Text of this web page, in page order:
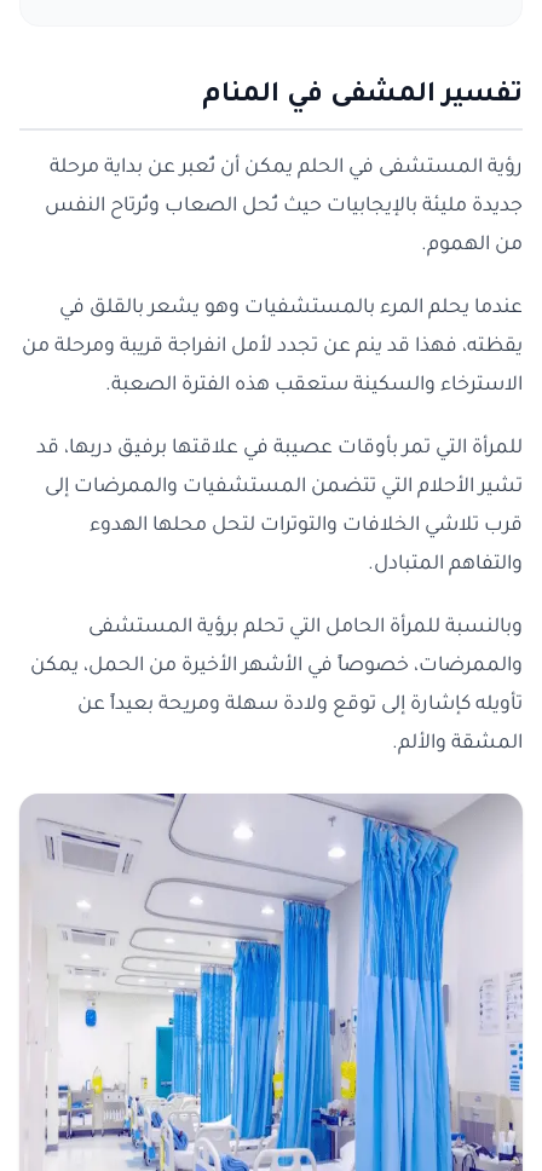
تفسير المشفى في المنام
رؤية المستشفى في الحلم يمكن أن تُعبر عن بداية مرحلة
جديدة مليئة بالإيجابيات حيث تُحل الصعاب وتُرتاح النفس
من الهموم.
عندما يحلم المرء بالمستشفيات وهو يشعر بالقلق في
يقظته، فهذا قد ينم عن تجدد لأمل انفراجة قريبة ومرحلة من
الاسترخاء والسكينة ستعقب هذه الفترة الصعبة.
للمرأة التي تمر بأوقات عصيبة في علاقتها برفيق دربها، قد
تشير الأحلام التي تتضمن المستشفيات والممرضات إلى
قرب تلاشي الخلافات والتوترات لتحل محلها الهدوء
والتفاهم المتبادل.
وبالنسبة للمرأة الحامل التي تحلم برؤية المستشفى
والممرضات، خصوصاً في الأشهر الأخيرة من الحمل، يمكن
تأويله كإشارة إلى توقع ولادة سهلة ومريحة بعيداً عن
المشقة والألم.